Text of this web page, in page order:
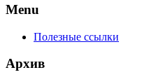
Menu
Полезные ссылки
Архив